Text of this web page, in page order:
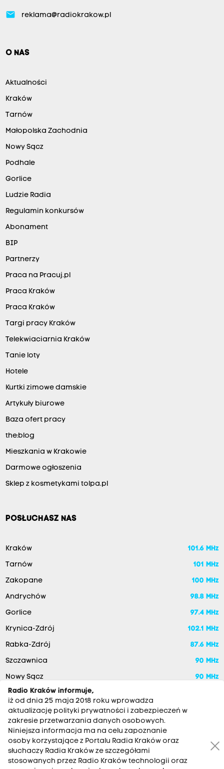
email reklama@radiokrakow.pl
O NAS
Aktualności
Kraków
Tarnów
Małopolska Zachodnia
Nowy Sącz
Podhale
Gorlice
Ludzie Radia
Regulamin konkursów
Abonament
BIP
Partnerzy
Praca na Pracuj.pl
Praca Kraków
Praca Kraków
Targi pracy Kraków
Telekwiaciarnia Kraków
Tanie loty
Hotele
Kurtki zimowe damskie
Artykuły biurowe
Baza ofert pracy
the:blog
Mieszkania w Krakowie
Darmowe ogłoszenia
Sklep z kosmetykami tolpa.pl
POSŁUCHASZ NAS
Kraków 101.6 MHz
Tarnów 101 MHz
Zakopane 100 MHz
Andrychów 98.8 MHz
Gorlice 97.4 MHz
Krynica-Zdrój 102.1 MHz
Rabka-Zdrój 87.6 MHz
Szczawnica 90 MHz
Nowy Sącz 90 MHz
Radio Kraków informuje,
iż od dnia 25 maja 2018 roku wprowadza
aktualizację polityki prywatności i zabezpieczeń w
zakresie przetwarzania danych osobowych.
Niniejsza informacja ma na celu zapoznanie
osoby korzystające z Portalu Radia Kraków oraz
słuchaczy Radia Kraków ze szczegółami
stosowanych przez Radio Kraków technologii oraz